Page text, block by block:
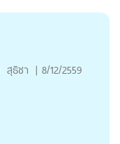
สุธิชา | 8/12/2559